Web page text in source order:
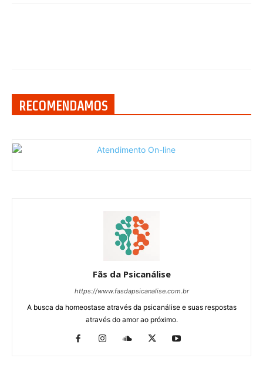
RECOMENDAMOS
Fãs da Psicanálise
https://www.fasdapsicanalise.com.br
A busca da homeostase através da psicanálise e suas respostas
através do amor ao próximo.